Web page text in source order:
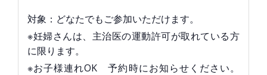
対象：どなたでもご参加いただけます。
※妊婦さんは、主治医の運動許可が取れている方
に限ります。
※お子様連れOK 予約時にお知らせください。